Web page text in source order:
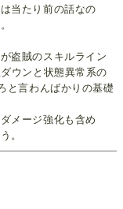
当たり前の話なの
盗賊のスキルライン
ウンと状態異常系の
と言わんばかりの基礎
メージ強化も含め
。